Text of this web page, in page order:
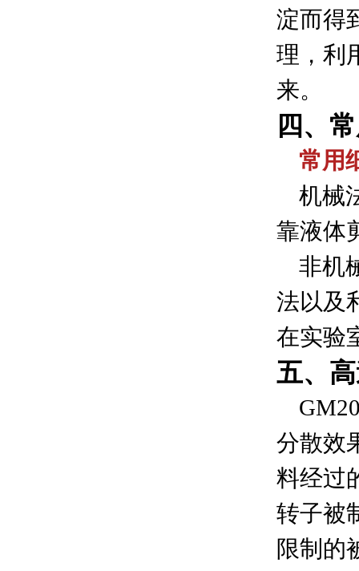
淀而得
理，利
来。
四、
常用
机械
靠液体
非机
法以及
在实验
五、
分散效
料经过
转子被
限制的